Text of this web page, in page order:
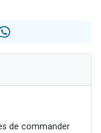
en groupe sur Zoom
Torah-Box Music
2 personnes viennent de nous rejoindre sur WhatsApp
de commander